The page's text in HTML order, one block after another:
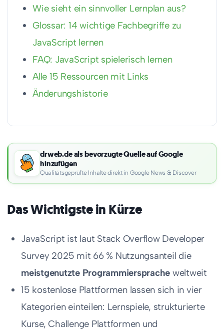
Wie sieht ein sinnvoller Lernplan aus?
Glossar: 14 wichtige Fachbegriffe zu
JavaScript lernen
FAQ: JavaScript spielerisch lernen
Alle 15 Ressourcen mit Links
Änderungshistorie
drweb.de als bevorzugte Quelle auf Google
hinzufügen
Qualitätsgeprüfte Inhalte direkt in Google News & Discover
Das Wichtigste in Kürze
JavaScript ist laut Stack Overflow Developer
Survey 2025 mit 66 % Nutzungsanteil die
meistgenutzte Programmiersprache weltweit
15 kostenlose Plattformen lassen sich in vier
Kategorien einteilen: Lernspiele, strukturierte
Kurse, Challenge Plattformen und